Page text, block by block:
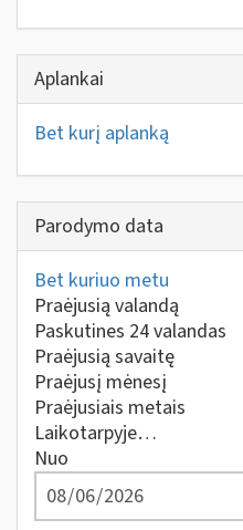
Aplankai
Bet kurį aplanką
Parodymo data
Bet kuriuo metu
Praėjusią valandą
Paskutines 24 valandas
Praėjusią savaitę
Praėjusį mėnesį
Praėjusiais metais
Laikotarpyje…
Nuo